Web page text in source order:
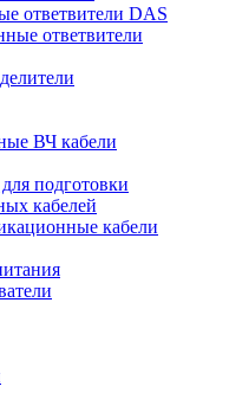
ответвители DAS
ответвители
ВЧ кабели
подготовки
кабелей
кабели